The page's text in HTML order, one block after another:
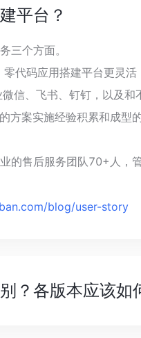
平台？
三个方面。
代码应用搭建平台更灵
信、飞书、钉钉，以及和
案实施经验积累和成型
的售后服务团队70+人，
blog/user-story
？各版本应该如